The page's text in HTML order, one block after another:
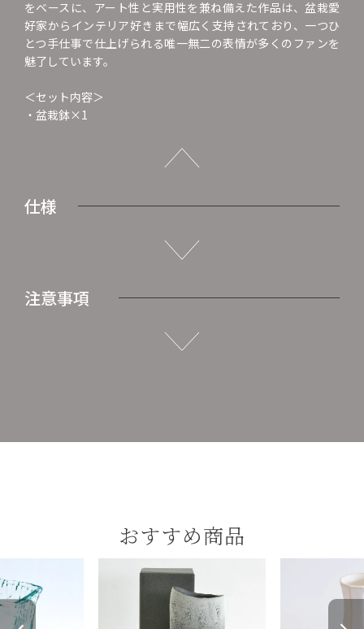
をベースに、アート性と実用性を兼ね備えた作品は、盆栽愛
好家からインテリア好きまで幅広く支持されており、一つひ
とつ手仕事で仕上げられる唯一無二の表情が多くのファンを
魅了しています。
＜セット内容＞
・盆栽鉢×1
仕様
注意事項
おすすめ商品